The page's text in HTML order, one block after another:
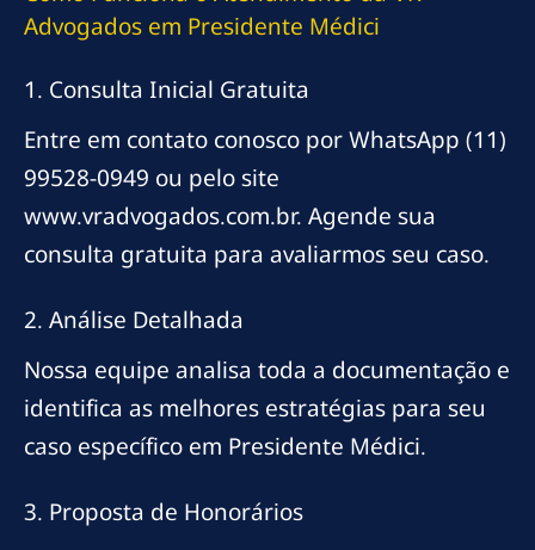
Advogados em Presidente Médici
1. Consulta Inicial Gratuita
Entre em contato conosco por WhatsApp (11)
99528-0949 ou pelo site
www.vradvogados.com.br. Agende sua
consulta gratuita para avaliarmos seu caso.
2. Análise Detalhada
Nossa equipe analisa toda a documentação e
identifica as melhores estratégias para seu
caso específico em Presidente Médici.
3. Proposta de Honorários